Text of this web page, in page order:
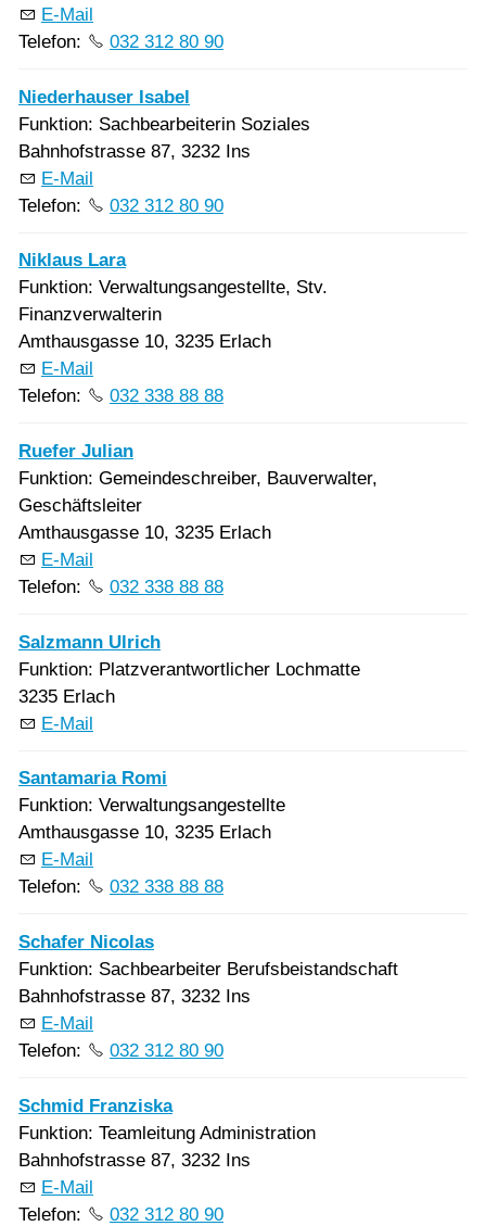
E-Mail
Telefon:
032 312 80 90
Niederhauser Isabel
Funktion: Sachbearbeiterin Soziales
Bahnhofstrasse 87, 3232 Ins
E-Mail
Telefon:
032 312 80 90
Niklaus Lara
Funktion: Verwaltungsangestellte, Stv.
Finanzverwalterin
Amthausgasse 10, 3235 Erlach
E-Mail
Telefon:
032 338 88 88
Ruefer Julian
Funktion: Gemeindeschreiber, Bauverwalter,
Geschäftsleiter
Amthausgasse 10, 3235 Erlach
E-Mail
Telefon:
032 338 88 88
Salzmann Ulrich
Funktion: Platzverantwortlicher Lochmatte
3235 Erlach
E-Mail
Santamaria Romi
Funktion: Verwaltungsangestellte
Amthausgasse 10, 3235 Erlach
E-Mail
Telefon:
032 338 88 88
Schafer Nicolas
Funktion: Sachbearbeiter Berufsbeistandschaft
Bahnhofstrasse 87, 3232 Ins
E-Mail
Telefon:
032 312 80 90
Schmid Franziska
Funktion: Teamleitung Administration
Bahnhofstrasse 87, 3232 Ins
E-Mail
Telefon:
032 312 80 90